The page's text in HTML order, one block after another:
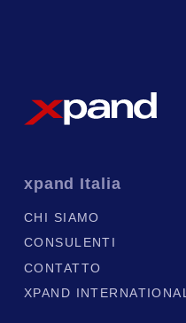
xpand Italia
CHI SIAMO
CONSULENTI
CONTATTO
XPAND INTERNATIONAL